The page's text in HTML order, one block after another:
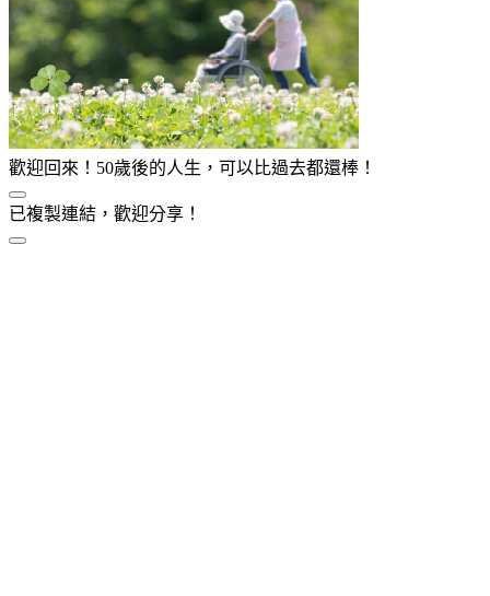
歡迎回來！50歲後的人生，可以比過去都還棒！
已複製連結，歡迎分享！